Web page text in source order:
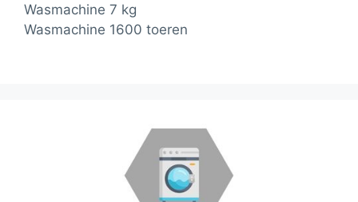
Wasmachine 7 kg
Wasmachine 1600 toeren